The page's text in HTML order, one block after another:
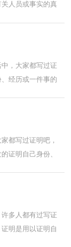
人员或事实的真
参考，欢...
，大家都写过证
经历或一件事的
收集...
都写过证明吧，
证明自己身份、
在职...
多人都有过写证
明是用以证明自